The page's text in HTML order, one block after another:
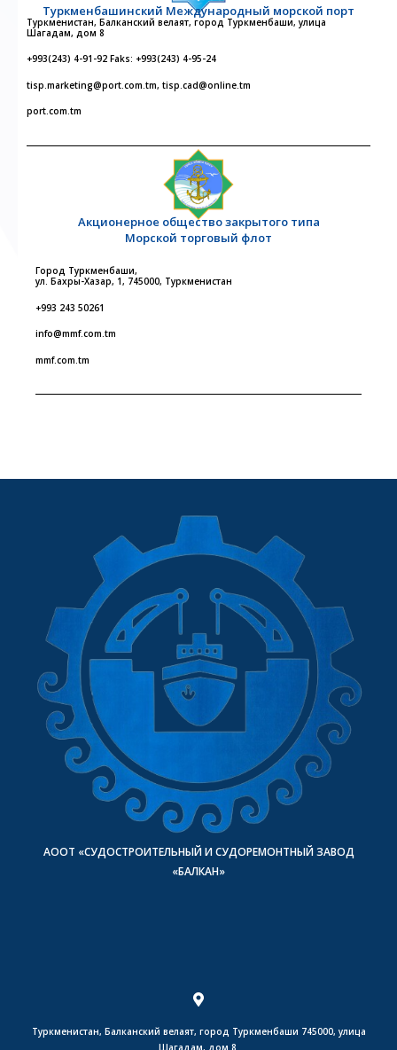
Туркменбашинский Международный морской порт
Туркменистан, Балканский велаят, город Туркменбаши, улица
Шагадам, дом 8
+993(243) 4-91-92 Faks: +993(243) 4-95-24
tisp.marketing@port.com.tm, tisp.cad@online.tm
port.com.tm
Акционерное общество закрытого типа
Морской торговый флот
Город Туркменбаши,
ул. Бахры-Хазар, 1, 745000, Туркменистан
+993 243 50261
info@mmf.com.tm
mmf.com.tm
АООТ «СУДОСТРОИТЕЛЬНЫЙ И СУДОРЕМОНТНЫЙ ЗАВОД
«БАЛКАН»
Туркменистан, Балканский велаят, город Туркменбаши 745000, улица
Шагадам, дом 8